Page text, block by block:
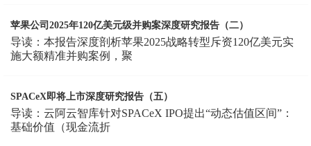
苹果公司2025年120亿美元级并购案深度研究报告（二）
导读：本报告深度剖析苹果2025战略转型斥资120亿美元实
施大额精准并购案例，聚
SPACeX即将上市深度研究报告（五）
导读：云阿云智库针对SPACeX IPO提出“动态估值区间”：
基础价值（现金流折